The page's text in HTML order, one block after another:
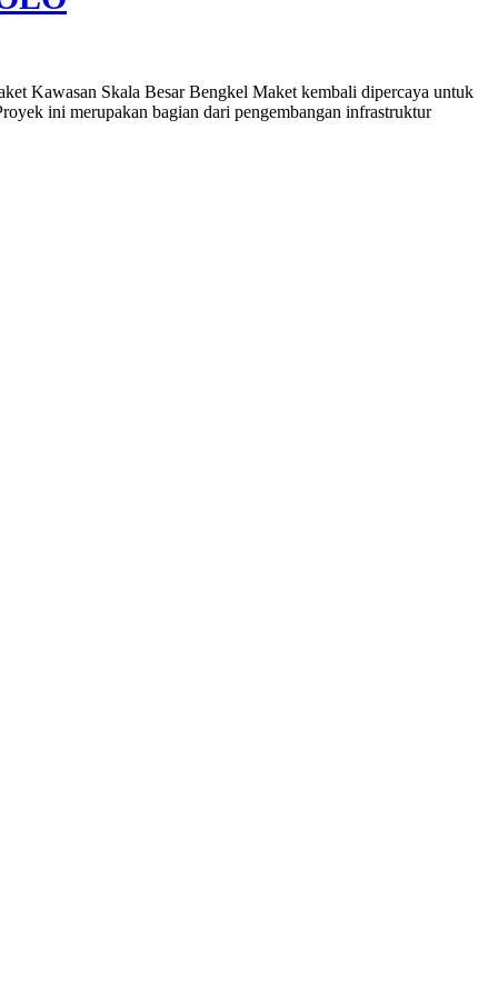
Kawasan Skala Besar Bengkel Maket kembali dipercaya untuk
ini merupakan bagian dari pengembangan infrastruktur